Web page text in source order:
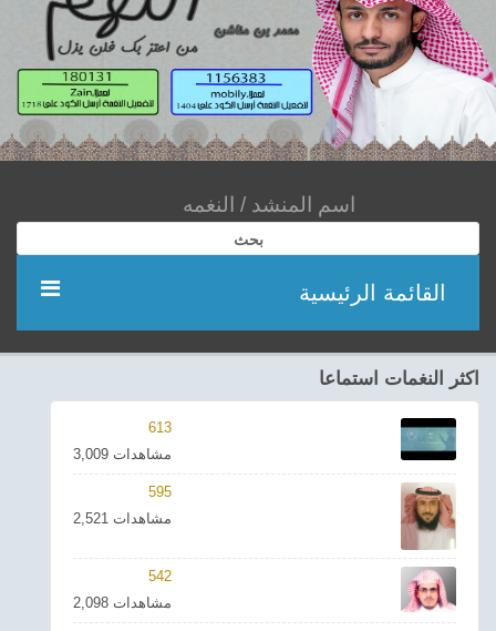
بحث
القائمة الرئيسية
مؤديين
شعر
اناشيد
ادعية
احدث الفيديوهات
اكثر النغمات استماعا
613
3,009 مشاهدات
595
2,521 مشاهدات
542
2,098 مشاهدات